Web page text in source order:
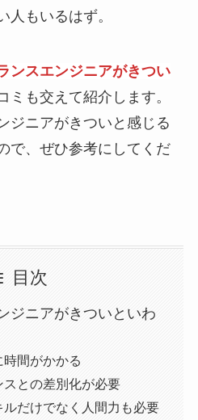
人もいるはず。
ンスエンジニアがきつい
ミも交えて紹介します。
ジニアがきついと感じる
で、ぜひ参考にしてくだ
目次
ジニアがきついといわ
間がかかる
との差別化が必要
だけでなく人間力も必要